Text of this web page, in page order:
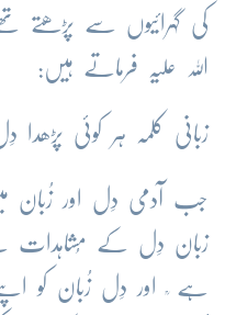
کی گہرائیوں سے پڑھتے
اللہ علیہ فرماتے ہیں:
زبانی کلمہ ہر کوئی پڑھدا
جب آدمی دِل اور زُبان
زبان دِل کے مُشاہدات
ہے اور دِل زُبان کو